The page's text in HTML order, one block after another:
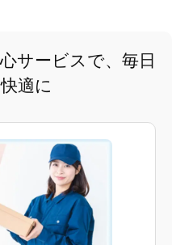
サービスで、毎日
適に